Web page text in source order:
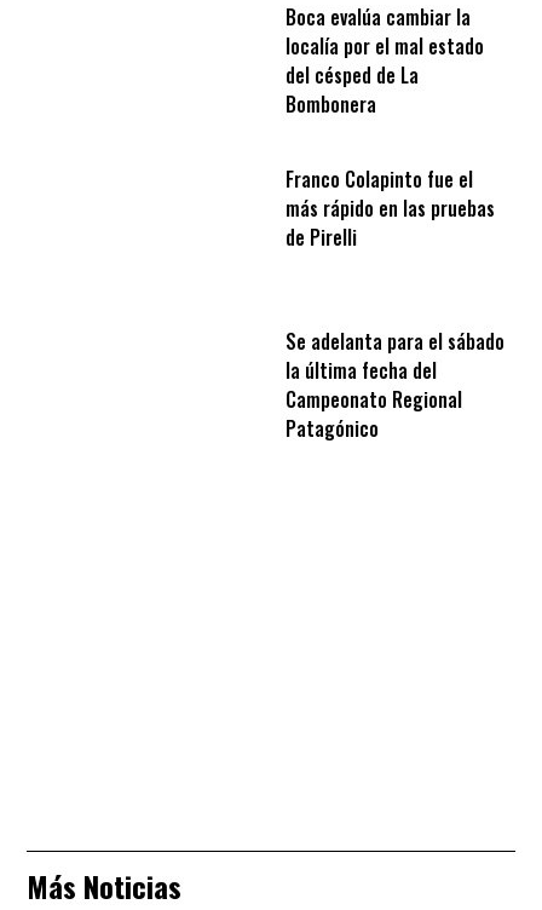
Boca evalúa cambiar la
localía por el mal estado
del césped de La
Bombonera
Franco Colapinto fue el
más rápido en las pruebas
de Pirelli
Se adelanta para el sábado
la última fecha del
Campeonato Regional
Patagónico
Más Noticias